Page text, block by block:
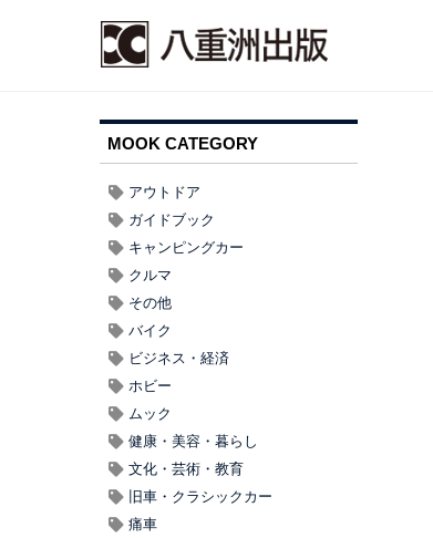
MOOK CATEGORY
アウトドア
ガイドブック
キャンピングカー
クルマ
その他
バイク
ビジネス・経済
ホビー
ムック
健康・美容・暮らし
文化・芸術・教育
旧車・クラシックカー
痛車